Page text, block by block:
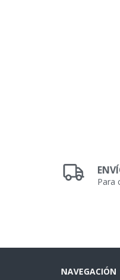
Para
NAVEGACIÓN